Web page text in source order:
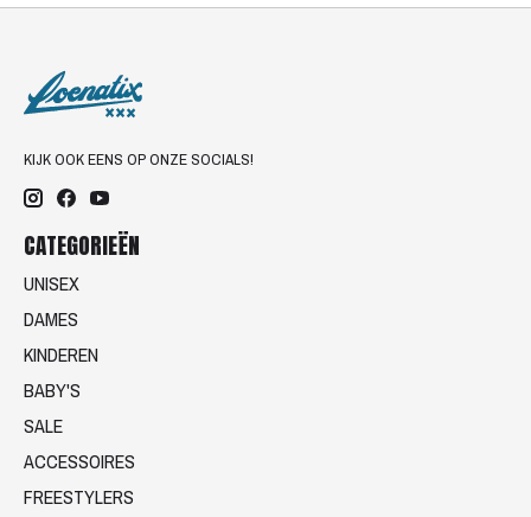
KIJK OOK EENS OP ONZE SOCIALS!
CATEGORIEËN
UNISEX
DAMES
KINDEREN
BABY'S
SALE
ACCESSOIRES
FREESTYLERS